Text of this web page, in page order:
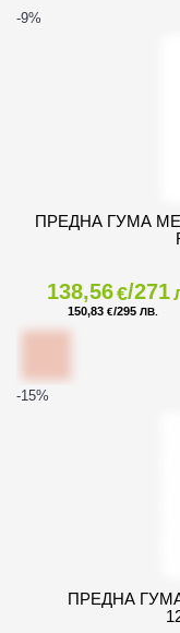
-9%
ПРЕДНА ГУМА
138,56€/271
150,83 €/295 ЛВ.
-15%
ПРЕДНА ГУМА